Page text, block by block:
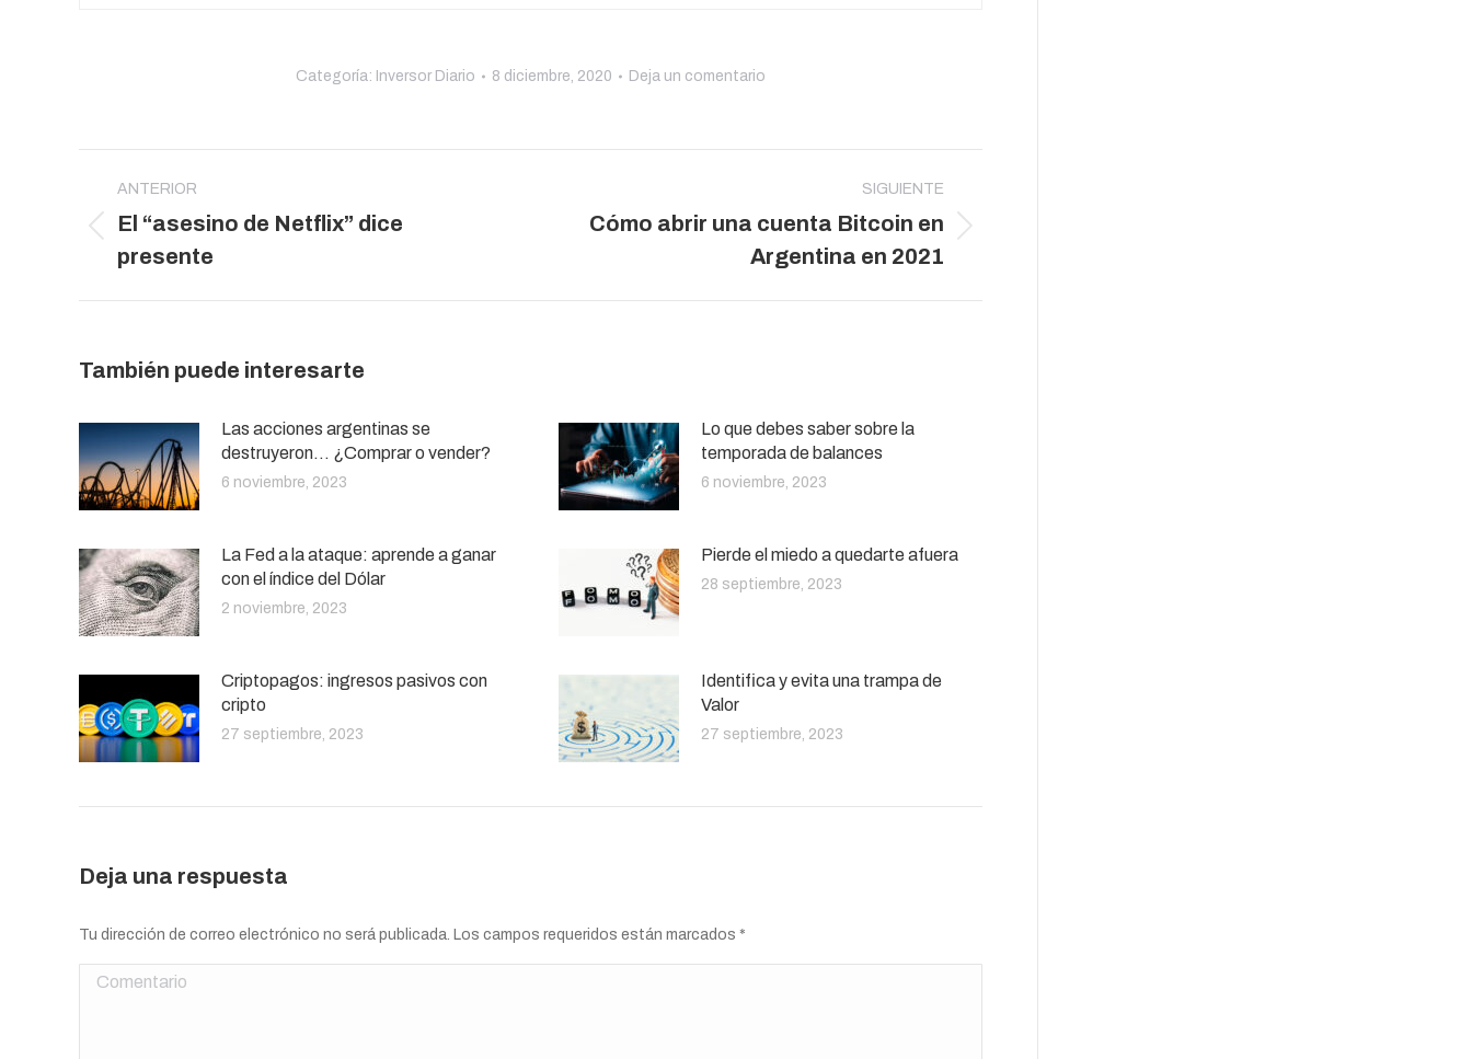
Categoría: Inversor Diario 8 diciembre, 2020 Deja un comentario
entre
publicaciones
ANTERIOR
Publicación
anterior:
El “asesino de Netflix” dice
presente
SIGUIENTE
Publicación
Cómo abrir una cuenta Bitcoin en
Argentina en 2021
También puede interesarte
Las acciones argentinas se
destruyeron… ¿Comprar o vender?
6 noviembre, 2023
Lo que debes saber sobre la
temporada de balances
6 noviembre, 2023
La Fed a la ataque: aprende a ganar
con el índice del Dólar
2 noviembre, 2023
Pierde el miedo a quedarte afuera
28 septiembre, 2023
Criptopagos: ingresos pasivos con
cripto
27 septiembre, 2023
Identifica y evita una trampa de
Valor
27 septiembre, 2023
Deja una respuesta
Tu dirección de correo electrónico no será publicada. Los campos requeridos están marcados *
Comentario